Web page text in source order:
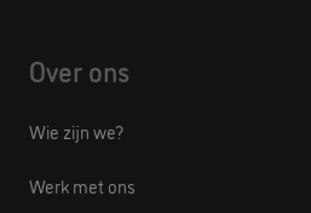
Over ons
Wie zijn we?
Werk met ons